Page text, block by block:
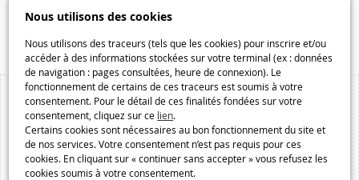
Nous utilisons des cookies
Nous utilisons des traceurs (tels que les cookies) pour inscrire et/ou
accéder à des informations stockées sur votre terminal (ex : données
de navigation : pages consultées, heure de connexion). Le
fonctionnement de certains de ces traceurs est soumis à votre
consentement. Pour le détail de ces finalités fondées sur votre
consentement, cliquez sur ce lien.
Certains cookies sont nécessaires au bon fonctionnement du site et
de nos services. Votre consentement n’est pas requis pour ces
cookies. En cliquant sur « continuer sans accepter » vous refusez les
cookies soumis à votre consentement.